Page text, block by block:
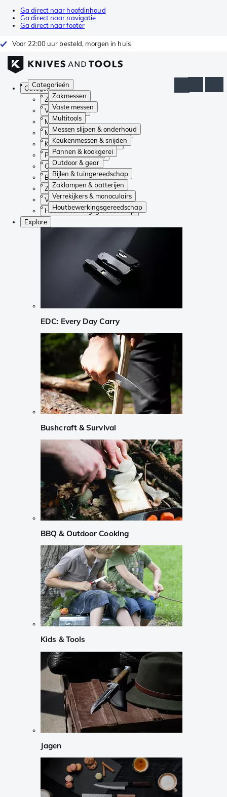
Ga direct naar hoofdinhoud
Ga direct naar navigatie
Ga direct naar footer
Voor 22:00 uur besteld, morgen in huis
Categorieën
Zakmessen
Vaste messen
Multitools
Messen slijpen & onderhoud
Keukenmessen & snijden
Pannen & kookgerei
Outdoor & gear
Bijlen & tuingereedschap
Zaklampen & batterijen
Verrekijkers & monoculairs
Houtbewerkingsgereedschap
Categorieën
Zakmessen
Vaste messen
Multitools
Messen slijpen & onderhoud
Keukenmessen & snijden
Pannen & kookgerei
Outdoor & gear
Bijlen & tuingereedschap
Zaklampen & batterijen
Verrekijkers & monoculairs
Houtbewerkingsgereedschap
Explore
EDC: Every Day Carry
Bushcraft & Survival
BBQ & Outdoor Cooking
Kids & Tools
Jagen